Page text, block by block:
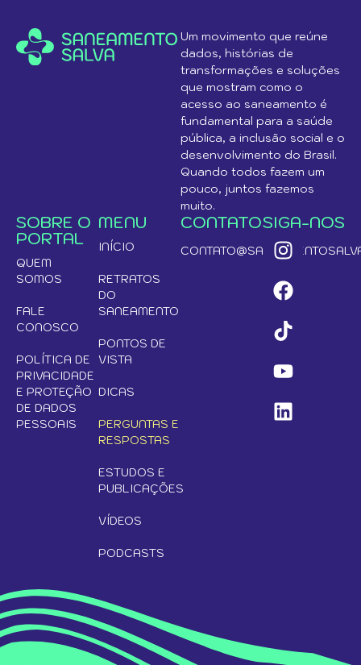
Um movimento que reúne
dados, histórias de
transformações e soluções
que mostram como o
acesso ao saneamento é
fundamental para a saúde
pública, a inclusão social e o
desenvolvimento do Brasil.
Quando todos fazem um
pouco, juntos fazemos
muito.
SOBRE O
PORTAL
QUEM
SOMOS
FALE
CONOSCO
POLÍTICA DE
PRIVACIDADE
E PROTEÇÃO
DE DADOS
PESSOAIS
MENU
INÍCIO
RETRATOS
DO
SANEAMENTO
PONTOS DE
VISTA
DICAS
PERGUNTAS E
RESPOSTAS
ESTUDOS E
PUBLICAÇÕES
VÍDEOS
PODCASTS
CONTATOSIGA-NOS